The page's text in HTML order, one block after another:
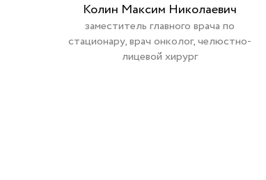
Колин Максим Николаевич
заместитель главного врача по
стационару, врач онколог, челюстно-
лицевой хирург